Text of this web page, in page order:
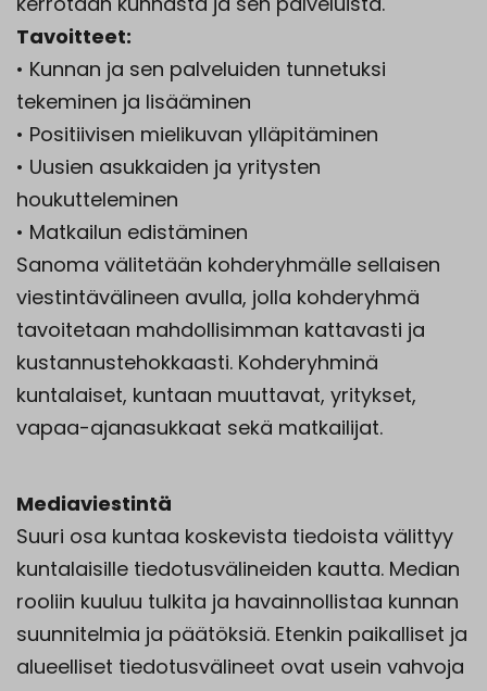
Tavoitteet:
• Kunnan ja sen palveluiden tunnetuksi
tekeminen ja lisääminen
• Positiivisen mielikuvan ylläpitäminen
• Uusien asukkaiden ja yritysten
houkutteleminen
• Matkailun edistäminen
Sanoma välitetään kohderyhmälle sellaisen
viestintävälineen avulla, jolla kohderyhmä
tavoitetaan mahdollisimman kattavasti ja
kustannustehokkaasti. Kohderyhminä
kuntalaiset, kuntaan muuttavat, yritykset,
vapaa-ajanasukkaat sekä matkailijat.
Mediaviestintä
Suuri osa kuntaa koskevista tiedoista välittyy
kuntalaisille tiedotusvälineiden kautta. Median
rooliin kuuluu tulkita ja havainnollistaa kunnan
suunnitelmia ja päätöksiä. Etenkin paikalliset ja
alueelliset tiedotusvälineet ovat usein vahvoja